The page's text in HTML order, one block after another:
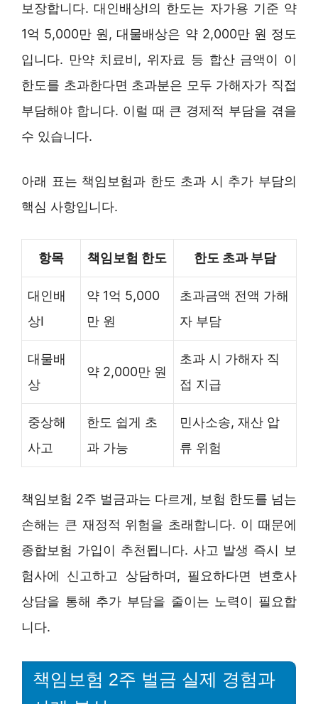
보장합니다. 대인배상I의 한도는 자가용 기준 약
1억 5,000만 원, 대물배상은 약 2,000만 원 정도
입니다. 만약 치료비, 위자료 등 합산 금액이 이
한도를 초과한다면 초과분은 모두 가해자가 직접
부담해야 합니다. 이럴 때 큰 경제적 부담을 겪을
수 있습니다.
아래 표는 책임보험과 한도 초과 시 추가 부담의
핵심 사항입니다.
항목 책임보험 한도 한도 초과 부담
대인배
상I
약 1억 5,000
만 원
초과금액 전액 가해
자 부담
대물배
상
약 2,000만 원
초과 시 가해자 직
접 지급
중상해
사고
한도 쉽게 초
과 가능
민사소송, 재산 압
류 위험
책임보험 2주 벌금과는 다르게, 보험 한도를 넘는
손해는 큰 재정적 위험을 초래합니다. 이 때문에
종합보험 가입이 추천됩니다. 사고 발생 즉시 보
험사에 신고하고 상담하며, 필요하다면 변호사
상담을 통해 추가 부담을 줄이는 노력이 필요합
니다.
책임보험 2주 벌금 실제 경험과